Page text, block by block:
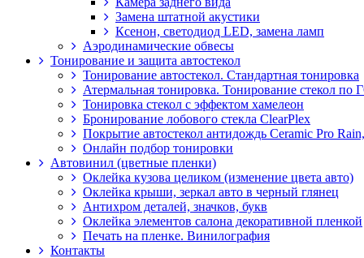
Замена штатной акустики
Ксенон, светодиод LED, замена ламп
Аэродинамические обвесы
Тонирование и защита автостекол
Тонирование автостекол. Стандартная тонировка
Атермальная тонировка. Тонирование стекол по
Тонировка стекол с эффектом хамелеон
Бронирование лобового стекла ClearPlex
Покрытие автостекол антидождь Ceramic Pro
Онлайн подбор тонировки
Автовинил (цветные пленки)
Оклейка кузова целиком (изменение цвета авто)
Оклейка крыши, зеркал авто в черный глянец
Антихром деталей, значков, букв
Оклейка элементов салона декоративной пленкой
Печать на пленке. Винилография
Контакты